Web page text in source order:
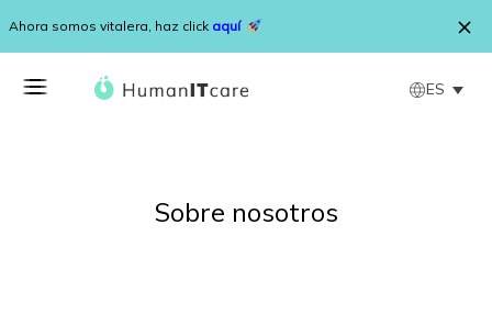
Ahora somos vitalera, haz click aquí
ES
Sobre nosotros